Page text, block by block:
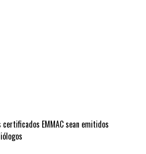
certificados EMMAC sean emitidos